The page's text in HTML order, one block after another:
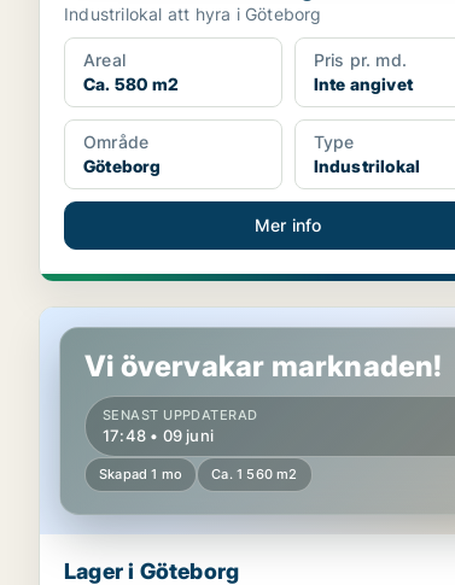
Industrilokal att hyra i Göteborg
Areal
Ca. 580 m2
Pris pr. md.
Inte angivet
Område
Göteborg
Type
Industrilokal
Mer info
Lager i Göteborg
Vi övervakar marknaden!
SENAST UPPDATERAD
17:48 • 09 juni
Skapad 1 mo Ca. 1 560 m2
Lager i Göteborg